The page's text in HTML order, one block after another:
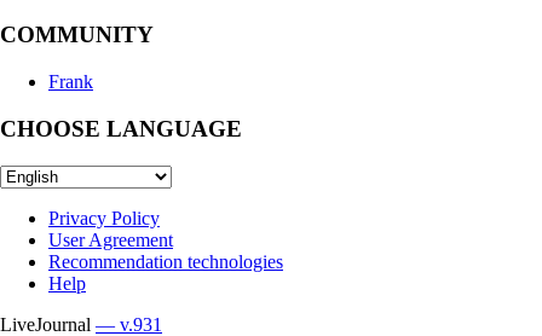
COMMUNITY
Frank
CHOOSE LANGUAGE
Privacy Policy
User Agreement
Recommendation technologies
Help
LiveJournal — v.931